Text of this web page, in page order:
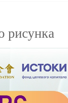
рисунка